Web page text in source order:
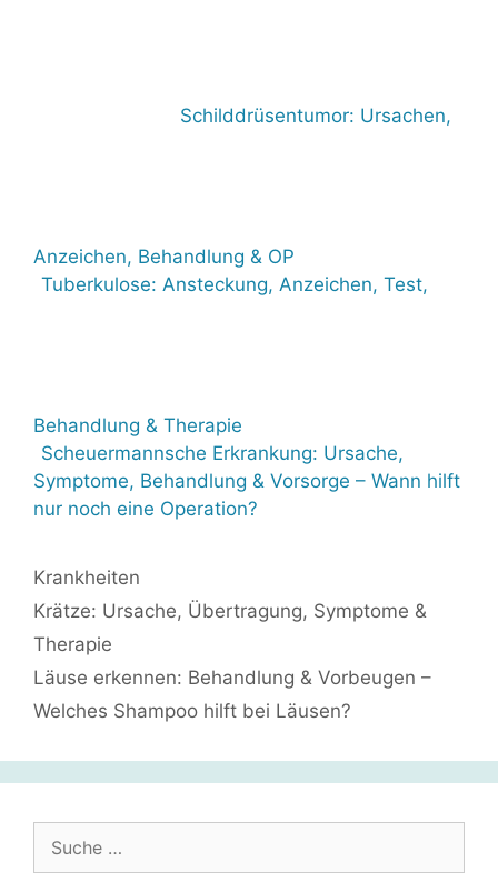
Schilddrüsentumor: Ursachen,
Anzeichen, Behandlung & OP
Tuberkulose: Ansteckung, Anzeichen, Test,
Behandlung & Therapie
Scheuermannsche Erkrankung: Ursache,
Symptome, Behandlung & Vorsorge – Wann hilft
nur noch eine Operation?
Kategorien
Krankheiten
Krätze: Ursache, Übertragung, Symptome &
Therapie
Läuse erkennen: Behandlung & Vorbeugen –
Welches Shampoo hilft bei Läusen?
nach: